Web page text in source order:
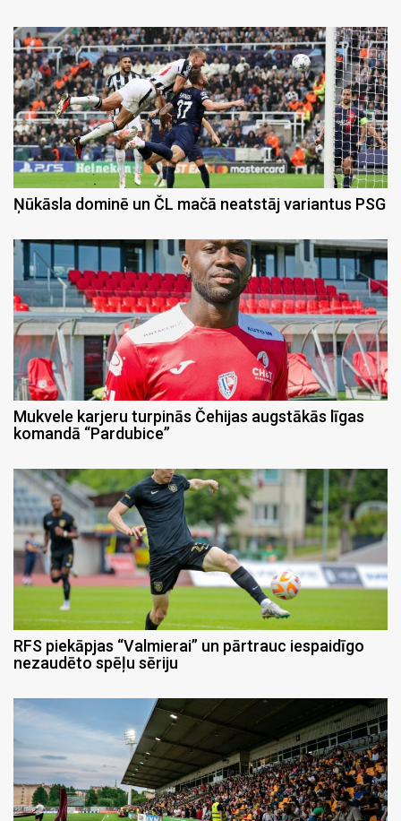
Ņūkāsla dominē un ČL mačā neatstāj variantus PSG
Mukvele karjeru turpinās Čehijas augstākās līgas
komandā “Pardubice”
RFS piekāpjas “Valmierai” un pārtrauc iespaidīgo
nezaudēto spēļu sēriju